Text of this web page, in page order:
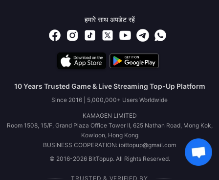
हमारे साथ अपडेट रहें
10 Years Trusted Game & Live Streaming Top-Up Platform
Since 2016 | 5,000,000+ Users Worldwide
KAMAGEN LIMITED
Room 1508, 15/F, Grand Plaza Office Tower II, 625 Nathan Road, Mong Kok,
Kowloon, Hong Kong
BUSINESS COOPERATION: ibittopup@gmail.com
© 2016-2026 BitTopup. All Rights Reserved.
TRUSTED & VERIFIED BY